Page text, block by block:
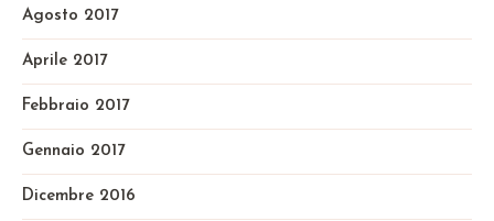
Agosto 2017
Aprile 2017
Febbraio 2017
Gennaio 2017
Dicembre 2016